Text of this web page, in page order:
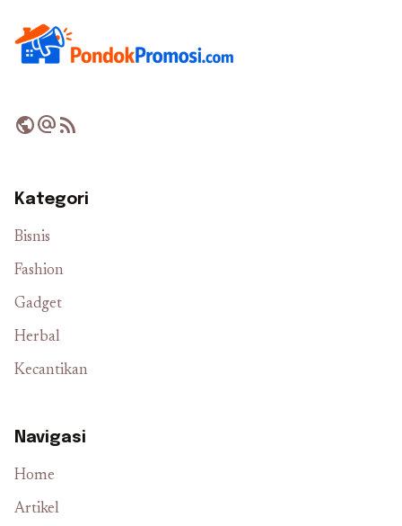
publicalternate_emailrss_feed
Kategori
Bisnis
Fashion
Gadget
Herbal
Kecantikan
Navigasi
Home
Artikel